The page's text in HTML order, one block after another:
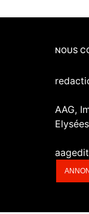
NOUS
AAG,